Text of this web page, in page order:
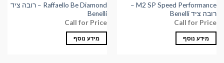
M2 SP Speed Performance –
רובה ציד Benelli
Call for Price
מידע נוסף
Raffaello Be Diamond – רובה ציד
Benelli
Call for Price
מידע נוסף